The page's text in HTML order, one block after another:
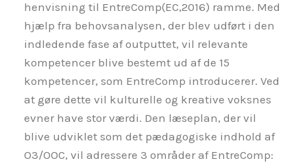
henvisning til EntreComp(EC,2016) ramme. Med
hjælp fra behovsanalysen, der blev udført i den
indledende fase af outputtet, vil relevante
kompetencer blive bestemt ud af de 15
kompetencer, som EntreComp introducerer. Ved
at gøre dette vil kulturelle og kreative voksnes
evner have stor værdi. Den læseplan, der vil
blive udviklet som det pædagogiske indhold af
O3/OOC, vil adressere 3 områder af EntreComp: